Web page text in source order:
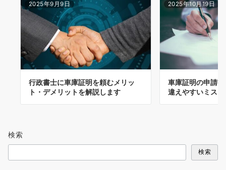
2025年9月9日
行政書士に車庫証明を頼むメリッ
ト・デメリットを解説します
2025年10月19日
車庫証明の申請
違えやすいミス
検索
検索